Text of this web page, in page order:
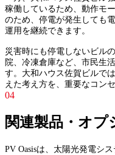
稼働しているため、動作モ
のため、停電が発生しても
運用を継続できます。
災害時にも停電しないビル
院、冷凍倉庫など、市民生
す。大和ハウス佐賀ビルで
えた考え方を、重要なコン
04
関連製品・オプ
PV Oasisは、太陽光発電シ